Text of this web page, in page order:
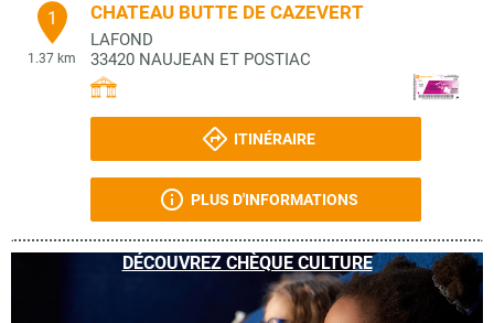
1
1.37 km
CHATEAU BUTTE DE CAZEVERT
LAFOND
33420 NAUJEAN ET POSTIAC
ITINÉRAIRE
PLUS D'INFORMATIONS
DÉCOUVREZ CHÈQUE CULTURE